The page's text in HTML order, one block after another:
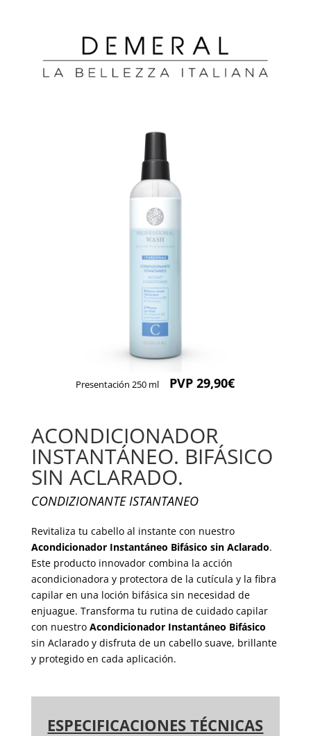
Presentación 250 ml PVP 29,90€
ACONDICIONADOR
INSTANTÁNEO. BIFÁSICO
SIN ACLARADO.
CONDIZIONANTE ISTANTANEO
Revitaliza tu cabello al instante con nuestro
Acondicionador Instantáneo Bifásico sin Aclarado.
Este producto innovador combina la acción
acondicionadora y protectora de la cutícula y la fibra
capilar en una loción bifásica sin necesidad de
enjuague. Transforma tu rutina de cuidado capilar
con nuestroAcondicionador Instantáneo Bifásico
sin Aclarado y disfruta de un cabello suave, brillante
y protegido en cada aplicación.
ESPECIFICACIONES TÉCNICAS